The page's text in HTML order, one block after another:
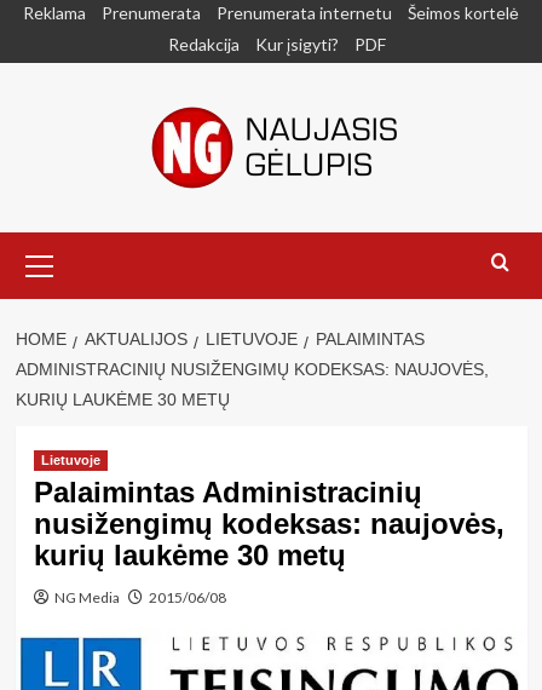
SkipReklama Prenumerata Prenumerata internetu
Šeimos kortelė
Redakcija
Kur įsigyti? PDF
Menu
HOME AKTUALIJOS LIETUVOJE
PALAIMINTAS
ADMINISTRACINIŲ NUSIŽENGIMŲ KODEKSAS: NAUJOVĖS,
KURIŲ LAUKĖME 30 METŲ
Lietuvoje
Palaimintas Administracinių
nusižengimų kodeksas: naujovės,
kurių laukėme 30 metų
NG Media 2015/06/08